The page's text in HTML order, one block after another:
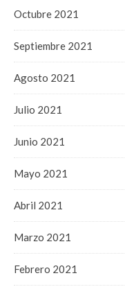
Octubre 2021
Septiembre 2021
Agosto 2021
Julio 2021
Junio 2021
Mayo 2021
Abril 2021
Marzo 2021
Febrero 2021